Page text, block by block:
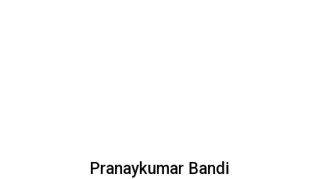
Pranaykumar Bandi